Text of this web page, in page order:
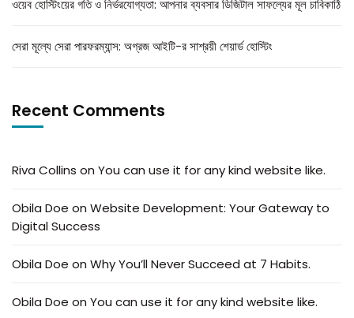
ওয়েব হোস্টিংয়ের গতি ও নির্ভরযোগ্যতা: আপনার ব্যবসার ডিজিটাল সাফল্যের মূল চাবিকাঠি
সেরা মূল্যে সেরা পারফরম্যান্স: অগ্রজ আইটি-র সাশ্রয়ী শেয়ার্ড হোস্টিং
Recent Comments
Riva Collins on You can use it for any kind website like.
Obila Doe on Website Development: Your Gateway to
Digital Success
Obila Doe on Why You’ll Never Succeed at 7 Habits.
Obila Doe on You can use it for any kind website like.